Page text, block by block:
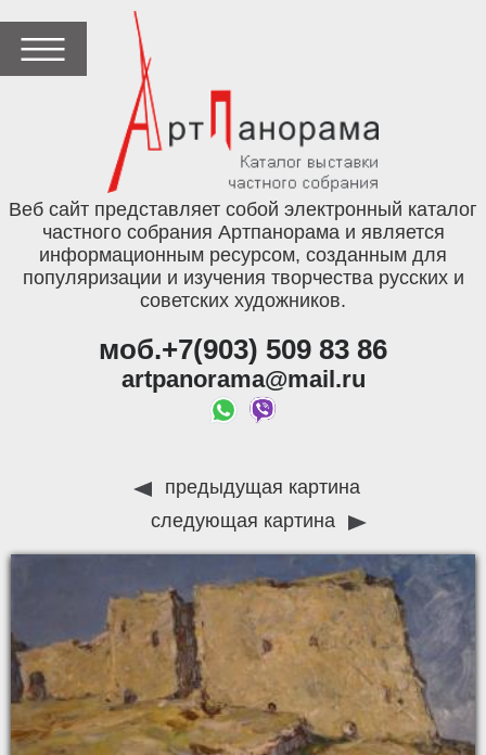
Веб сайт представляет собой электронный каталог
частного собрания Артпанорама и является
информационным ресурсом, созданным для
популяризации и изучения творчества русских и
советских художников.
моб.+7(903) 509 83 86
artpanorama@mail.ru
предыдущая картина
следующая картина